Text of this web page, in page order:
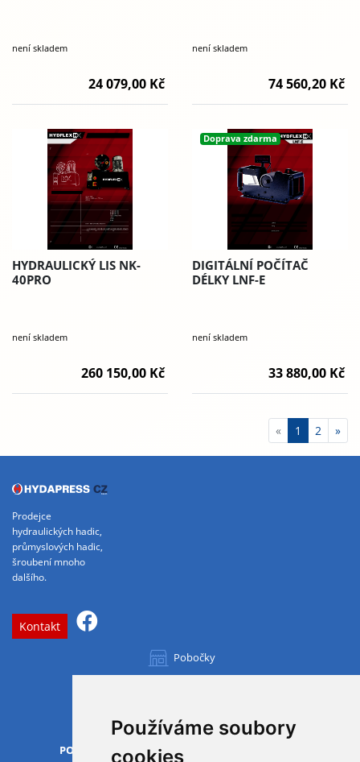
Používáme soubory
cookies
není skladem
24 079,00 Kč
není skladem
74 560,20 Kč
HYDRAULICKÝ LIS NK-
40PRO
není skladem
260 150,00 Kč
Doprava zdarma
DIGITÁLNÍ POČÍTAČ
DÉLKY LNF-E
není skladem
33 880,00 Kč
« 1 2 »
Prodejce
hydraulických hadic,
průmyslových hadic,
šroubení mnoho
dalšího.
Kontakt
Pobočky
OTVÍRACÍ DOBA
PO-PÁ